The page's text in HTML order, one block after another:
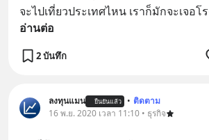
จะไปเที่ยวประเทศไหน เราก็มักจะเจอโ
อ่านต่อ
2 บันทึก
ลงทุนแมน ยืนยันแล้ว • ติดตาม
16 พ.ย. 2020 เวลา 11:10 • ธุรกิจ